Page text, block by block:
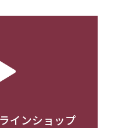
インショップ